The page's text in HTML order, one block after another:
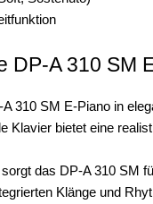
DP-A 310 SM
310 SM E-Piano in
Klavier bietet eine
das DP-A 310 SM
Klänge und